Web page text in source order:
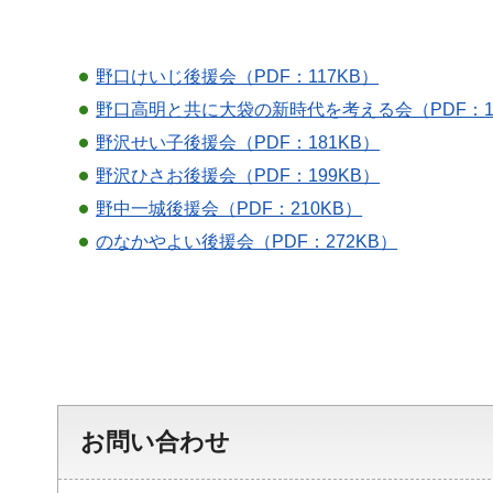
野口けいじ後援会（PDF：117KB）
野口高明と共に大袋の新時代を考える会（PDF：
野沢せい子後援会（PDF：181KB）
野沢ひさお後援会（PDF：199KB）
野中一城後援会（PDF：210KB）
のなかやよい後援会（PDF：272KB）
お問い合わせ